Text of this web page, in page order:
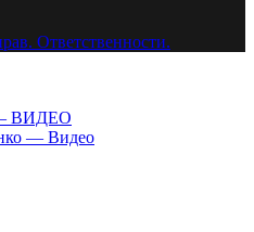
Ответственности.
ВИДЕО
— Видео